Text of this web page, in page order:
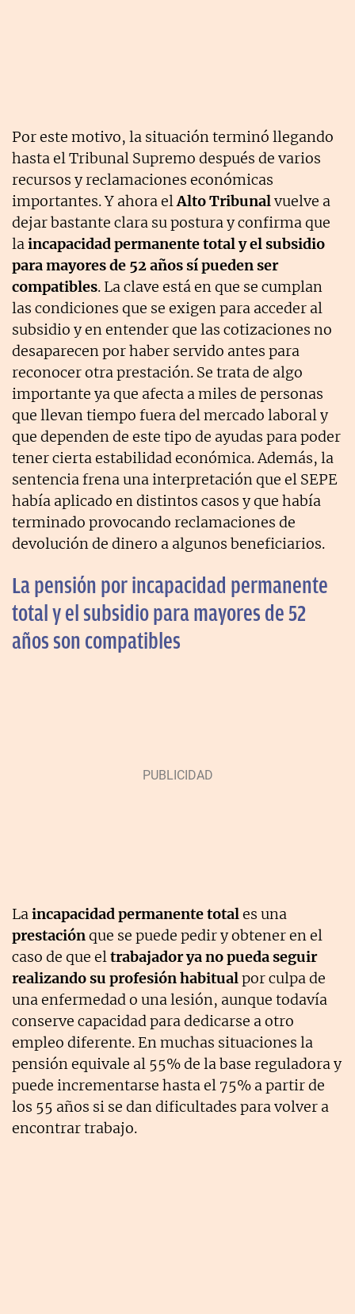
Por este motivo, la situación terminó llegando
hasta el Tribunal Supremo después de varios
recursos y reclamaciones económicas
importantes. Y ahora elAlto Tribunalvuelve a
dejar bastante clara su postura y confirma que
laincapacidad permanente total y el subsidio
para mayores de 52 años sí pueden ser
compatibles. La clave está en que se cumplan
las condiciones que se exigen para acceder al
subsidio y en entender que las cotizaciones no
desaparecen por haber servido antes para
reconocer otra prestación. Se trata de algo
importante ya que afecta a miles de personas
que llevan tiempo fuera del mercado laboral y
que dependen de este tipo de ayudas para poder
tener cierta estabilidad económica. Además, la
sentencia frena una interpretación que el SEPE
había aplicado en distintos casos y que había
terminado provocando reclamaciones de
devolución de dinero a algunos beneficiarios.
La pensión por incapacidad permanente
total y el subsidio para mayores de 52
años son compatibles
Laincapacidad permanente totales una
prestaciónque se puede pedir y obtener en el
caso de que eltrabajador ya no pueda seguir
realizando su profesión habitualpor culpa de
una enfermedad o una lesión, aunque todavía
conserve capacidad para dedicarse a otro
empleo diferente. En muchas situaciones la
pensión equivale al 55% de la base reguladora y
puede incrementarse hasta el 75% a partir de
los 55 años si se dan dificultades para volver a
encontrar trabajo.